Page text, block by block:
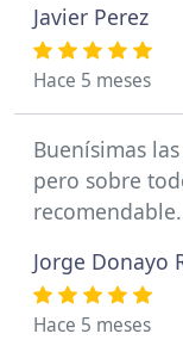
Javier Perez
Hace 5 meses
Buenísimas
pero sobre
Jorge Donayo
Hace 5 meses